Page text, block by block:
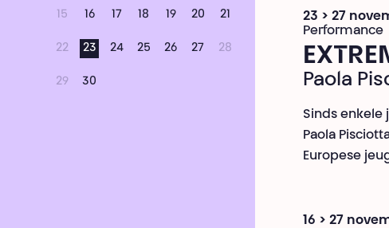
15 16 17 18 19 20 21
22 23 24 25 26 27 28
29 30
23 > 27
Performance
Paola
Sinds enkele
Paola
Europese
16 > 27